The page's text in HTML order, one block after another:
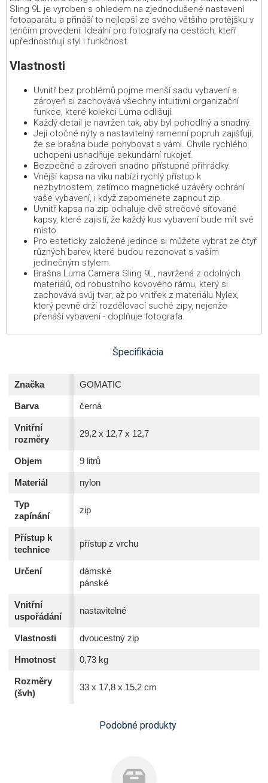
Sling 9L je vyroben s ohledem na zjednodušené nastavení
fotoaparátu a přináší to nejlepší ze svého většího protějšku v
tenčím provedení. Ideální pro fotografy na cestách, kteří
upřednostňují styl i funkčnost.
Vlastnosti
Uvnitř bez problémů pojme menší sadu vybavení a
zároveň si zachovává všechny intuitivní organizační
funkce, které kolekci Luma odlišují.
Každý detail je navržen tak, aby byl pohodlný a snadný.
Její otočné nýty a nastavitelný ramenní popruh zajišťují,
že se brašna bude pohybovat s vámi. Chvíle rychlého
uchopení usnadňuje sekundární rukojeť.
Bezpečné a zároveň snadno přístupné přihrádky.
Vnější kapsa na víku nabízí rychlý přístup k
nezbytnostem, zatímco magnetické uzávěry ochrání
vaše vybavení, i když zapomenete zapnout zip.
Uvnitř kapsa na zip odhaluje dvě strečové síťované
kapsy, které zajistí, že každý kus vybavení bude mít své
místo.
Pro esteticky založené jedince si můžete vybrat ze čtyř
různých barev, které budou rezonovat s vaším
jedinečným stylem.
Brašna Luma Camera Sling 9L, navržená z odolných
materiálů, od robustního kovového rámu, který si
zachovává svůj tvar, až po vnitřek z materiálu Nylex,
který pevně drží rozdělovací suché zipy, nejenže
přenáší vybavení - doplňuje fotografa.
Špecifikácia
Značka GOMATIC
Barva černá
Vnitřní
rozměry
29,2 x 12,7 x 12,7
Objem 9 litrů
Materiál nylon
Typ
zapínání
zip
Přístup k
technice
přístup z vrchu
Určení
dámské
pánské
Vnitřní
uspořádání
nastavitelné
Vlastnosti dvoucestný zip
Hmotnost 0,73 kg
Rozměry
(švh)
33 x 17,8 x 15,2 cm
Podobné produkty